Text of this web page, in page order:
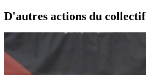
D'autres actions du collectif